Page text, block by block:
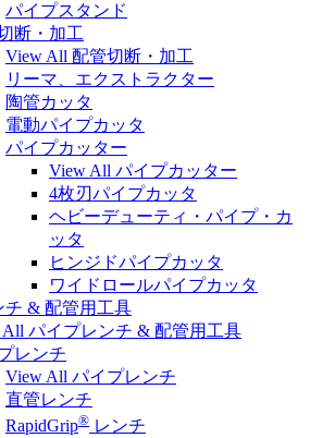
パイプスタンド
断・加工
View All 配管切断・加工
リーマ、エクストラクター
陶管カッタ
電動パイプカッタ
パイプカッター
View All パイプカッター
4枚刃パイプカッタ
ヘビーデューティ・パイプ・カ
ッタ
ヒンジドパイプカッタ
ワイドロールパイプカッタ
チ & 配管用工具
All パイプレンチ & 配管用工具
レンチ
View All パイプレンチ
直管レンチ
RapidGrip® レンチ